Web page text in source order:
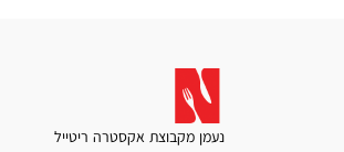
נעמן מקבוצת אקסטרה ריטייל